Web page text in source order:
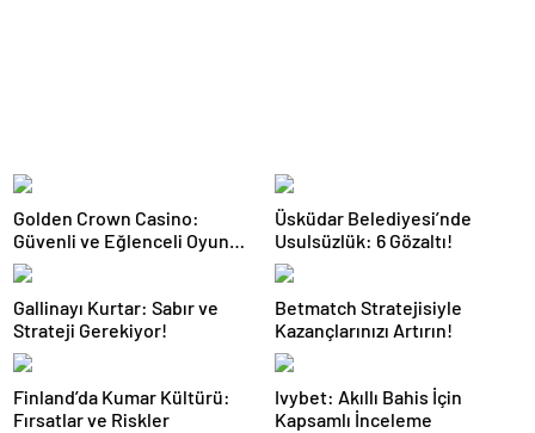
Golden Crown Casino:
Güvenli ve Eğlenceli Oyun
Deneyimi
Üsküdar Belediyesi’nde
Usulsüzlük: 6 Gözaltı!
Gallinayı Kurtar: Sabır ve
Strateji Gerekiyor!
Betmatch Stratejisiyle
Kazançlarınızı Artırın!
Finland’da Kumar Kültürü:
Fırsatlar ve Riskler
Ivybet: Akıllı Bahis İçin
Kapsamlı İnceleme